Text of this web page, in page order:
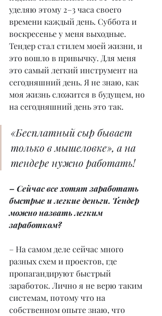
уделяю этому 2–3 часа своего
времени каждый день. Суббота и
воскресенье у меня выходные.
Тендер стал стилем моей жизни, и
это вошло в привычку. Для меня
это самый легкий инструмент на
сегодняшний день. Я не знаю, как
моя жизнь сложится в будущем, но
на сегодняшний день это так.
«Бесплатный сыр бывает
только в мышеловке», а на
тендере нужно работать!
– Сейчас все хотят заработать
быстрые и легкие деньги. Тендер
можно назвать легким
заработком?
– На самом деле сейчас много
разных схем и проектов, где
пропагандируют быстрый
заработок. Лично я не верю таким
системам, потому что на
собственном опыте знаю, что